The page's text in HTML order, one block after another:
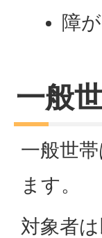
障
一般
一般世
ます。
対象者